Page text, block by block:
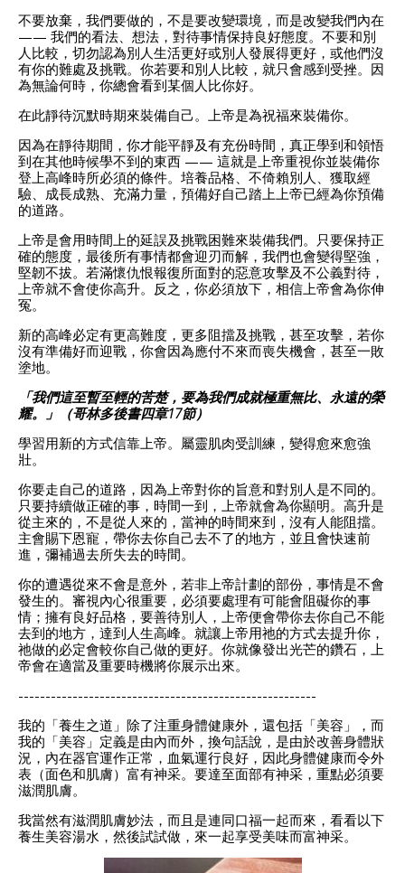
不要放棄，我們要做的，不是要改變環境，而是改變我們內在
—— 我們的看法、想法，對待事情保持良好態度。不要和別
人比較，切勿認為別人生活更好或別人發展得更好，或他們沒
有你的難處及挑戰。你若要和別人比較，就只會感到受挫。因
為無論何時，你總會看到某個人比你好。
在此靜待沉默時期來裝備自己。上帝是為祝福來裝備你。
因為在靜待期間，你才能平靜及有充份時間，真正學到和領悟
到在其他時候學不到的東西 —— 這就是上帝重視你並裝備你
登上高峰時所必須的條件。培養品格、不倚賴別人、獲取經
驗、成長成熟、充滿力量，預備好自己踏上上帝已經為你預備
的道路。
上帝是會用時間上的延誤及挑戰困難來裝備我們。只要保持正
確的態度，最後所有事情都會迎刃而解，我們也會變得堅強，
堅韌不拔。若滿懷仇恨報復所面對的惡意攻擊及不公義對待，
上帝就不會使你高升。反之，你必須放下，相信上帝會為你伸
冤。
新的高峰必定有更高難度，更多阻擋及挑戰，甚至攻擊，若你
沒有準備好而迎戰，你會因為應付不來而喪失機會，甚至一敗
塗地。
「我們這至暫至輕的苦楚，要為我們成就極重無比、永遠的榮
耀。」（哥林多後書四章17節）
學習用新的方式信靠上帝。屬靈肌肉受訓練，變得愈來愈強
壯。
你要走自己的道路，因為上帝對你的旨意和對別人是不同的。
只要持續做正確的事，時間一到，上帝就會為你顯明。高升是
從主來的，不是從人來的，當神的時間來到，沒有人能阻擋。
主會賜下恩寵，帶你去你自己去不了的地方，並且會快速前
進，彌補過去所失去的時間。
你的遭遇從來不會是意外，若非上帝計劃的部份，事情是不會
發生的。審視內心很重要，必須要處理有可能會阻礙你的事
情；擁有良好品格，要善待別人，上帝便會帶你去你自己不能
去到的地方，達到人生高峰。就讓上帝用祂的方式去提升你，
祂做的必定會較你自己做的更好。你就像發出光芒的鑽石，上
帝會在適當及重要時機將你展示出來。
-------------------------------------------------------
我的「養生之道」除了注重身體健康外，還包括「美容」，而
我的「美容」定義是由內而外，換句話說，是由於改善身體狀
況，內在器官運作正常，血氣運行良好，因此身體健康而令外
表（面色和肌膚）富有神采。要達至面部有神采，重點必須要
滋潤肌膚。
我當然有滋潤肌膚妙法，而且是連同口福一起而來，看看以下
養生美容湯水，然後試試做，來一起享受美味而富神采。